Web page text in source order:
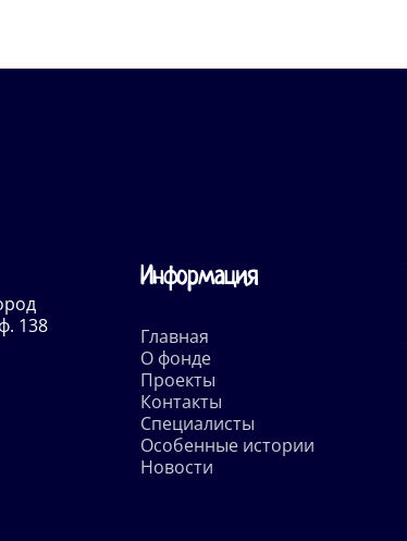
138
Информация
Главная
О фонде
Проекты
Контакты
Специалисты
Особенные истории
Новости